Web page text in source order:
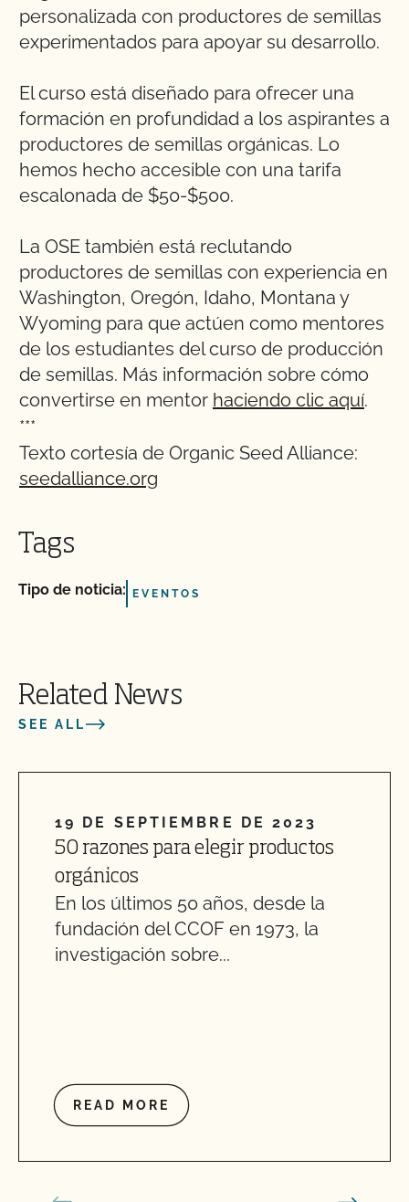
personalizada con productores de semillas
experimentados para apoyar su desarrollo.
El curso está diseñado para ofrecer una
formación en profundidad a los aspirantes a
productores de semillas orgánicas. Lo
hemos hecho accesible con una tarifa
escalonada de $50-$500.
La OSE también está reclutando
productores de semillas con experiencia en
Washington, Oregón, Idaho, Montana y
Wyoming para que actúen como mentores
de los estudiantes del curso de producción
de semillas. Más información sobre cómo
convertirse en mentor haciendo clic aquí.
***
Texto cortesía de Organic Seed Alliance:
seedalliance.org
Tags
Tipo de noticia: EVENTOS
Related News
SEE ALL
19 DE SEPTIEMBRE DE 2023
50 razones para elegir productos
orgánicos
En los últimos 50 años, desde la
fundación del CCOF en 1973, la
investigación sobre...
READ MORE